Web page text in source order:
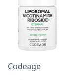
Codeage